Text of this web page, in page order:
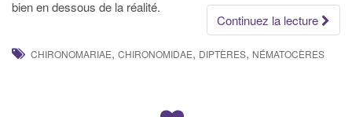
bien en dessous de la réalité.
Continuez la lecture
CHIRONOMARIAE, CHIRONOMIDAE, DIPTÈRES, NÉMATOCÈRES